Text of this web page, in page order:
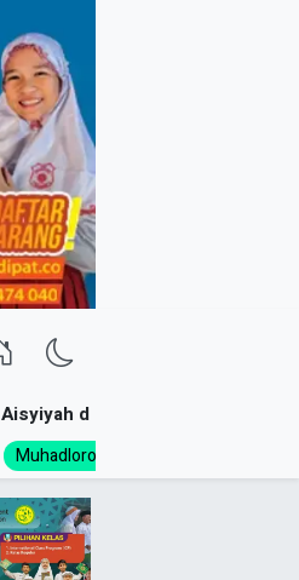
Aisyiyah dan NA
Muhadloroh Akbar 2026:...